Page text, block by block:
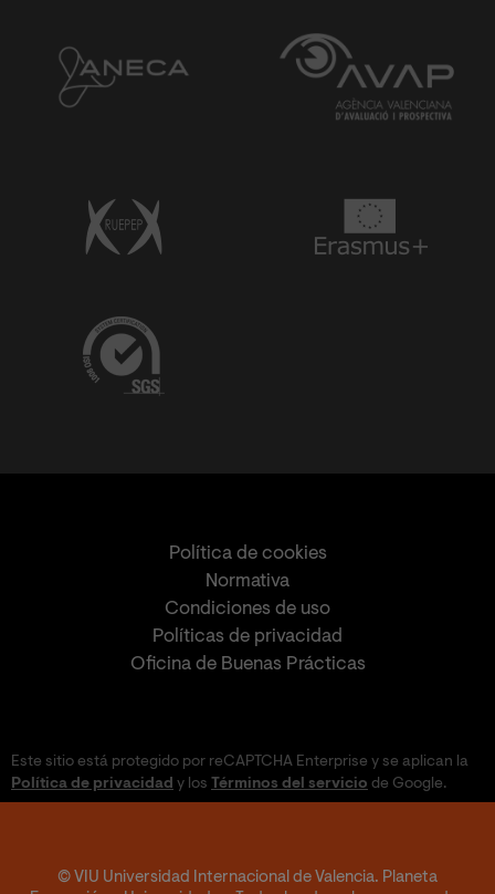
Política de cookies
Normativa
Condiciones de uso
Políticas de privacidad
Oficina de Buenas Prácticas
Este sitio está protegido por reCAPTCHA Enterprise y se aplican la
Política de privacidad y los Términos del servicio de Google.
© VIU Universidad Internacional de Valencia. Planeta